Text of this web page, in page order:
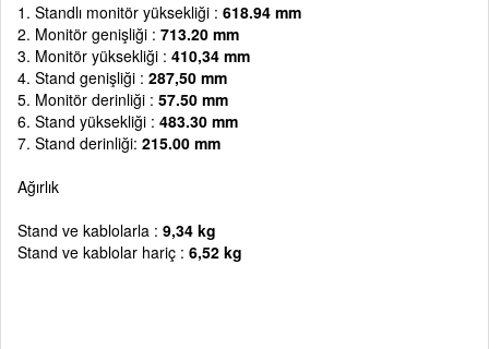
1. Standlı monitör yüksekliği : 618.94 mm
2. Monitör genişliği : 713.20 mm
3. Monitör yüksekliği : 410,34 mm
4. Stand genişliği : 287,50 mm
5. Monitör derinliği : 57.50 mm
6. Stand yüksekliği : 483.30 mm
7. Stand derinliği: 215.00 mm
Ağırlık
Stand ve kablolarla : 9,34 kg
Stand ve kablolar hariç : 6,52 kg